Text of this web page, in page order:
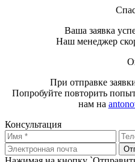
Ваша заявка
Наш менеджер
При отправке
Попробуйте повторить
нам на
Консультация